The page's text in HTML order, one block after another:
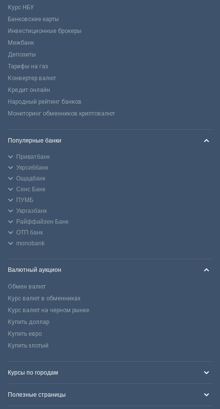
Курс НБУ
Банковские карты
Инвестиционные брокеры
Межбанк
Депозиты
Тарифы на газ
Конвертер валют
Кредит онлайн
Народный рейтинг банков
Мониторинг обменников криптовалют
Популярные банки
Приватбанк
Укрсиббанк
Ощадбанк
Сенс Банк
ПУМБ
Укргазбанк
Райффайзен Банк
ОТП банк
monobank
Валютный аукцион
Обмен валют
Курс валют в обменниках
Курс валют на черном рынке
Купить доллар
Купить евро
Купить злотый
Курсы по городам
Полезные страницы